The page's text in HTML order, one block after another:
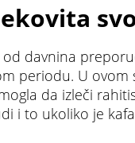
od davnina
periodu. U
da izleči
i to ukoliko je